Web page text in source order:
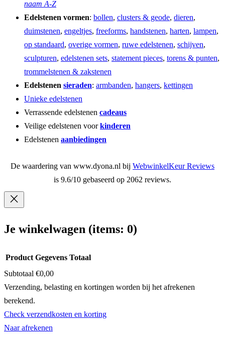
naam A-Z
Edelstenen vormen: bollen, clusters & geode, dieren,
duimstenen, engeltjes, freeforms, handstenen, harten, lampen,
op standaard, overige vormen, ruwe edelstenen, schijven,
sculpturen, edelstenen sets, statement pieces, torens & punten,
trommelstenen & zakstenen
Edelstenen sieraden: armbanden, hangers, kettingen
Unieke edelstenen
Verrassende edelstenen cadeaus
Veilige edelstenen voorkinderen
Edelstenen aanbiedingen
De waardering van www.dyona.nl bij WebwinkelKeur Reviews
is 9.6/10 gebaseerd op 2062 reviews.
Je winkelwagen (items: 0)
Producten
in
winkelwagen
Product Gegevens Totaal
Subtotaal €0,00
Verzending, belasting en kortingen worden bij het afrekenen
berekend.
Check verzendkosten en korting
Naar afrekenen